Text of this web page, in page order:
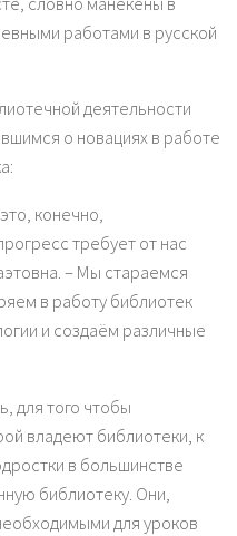
работами в русской
деятельности
о новациях в работе
конечно,
требует от нас
– Мы стараемся
в работу библиотек
и создаём различные
для того чтобы
владеют библиотеки, к
в большинстве
библиотеку. Они,
для уроков